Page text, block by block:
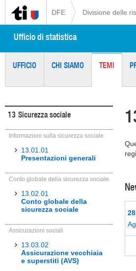
DFE Divisione delle
Ufficio di statistica
UFFICIO CHI SIAMO TEMI
13 Sicurezza sociale
Informazioni sulla sicurezza sociale
13.01.01
Presentazioni generali
Conto globale della sicurezza sociale
13.02.01
Conto globale della
sicurezza sociale
Assicurazioni sociali
13.03.02
Assicurazione vecchiaia
e superstiti (AVS)